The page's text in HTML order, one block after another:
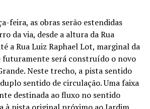
feira, as obras serão estendidas
da via, desde a altura da Rua
a Rua Luiz Raphael Lot, marginal da
futuramente será construído o novo
Neste trecho, a pista sentido
sentido de circulação. Uma faixa
destinada ao fluxo no sentido
à pista original próximo ao Jardim